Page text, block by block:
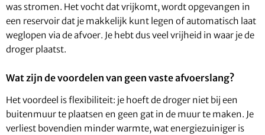
was stromen. Het vocht dat vrijkomt, wordt opgevangen in
een reservoir dat je makkelijk kunt legen of automatisch laat
weglopen via de afvoer. Je hebt dus veel vrijheid in waar je de
droger plaatst.
Wat zijn de voordelen van geen vaste afvoerslang?
Het voordeel is flexibiliteit: je hoeft de droger niet bij een
buitenmuur te plaatsen en geen gat in de muur te maken. Je
verliest bovendien minder warmte, wat energiezuiniger is